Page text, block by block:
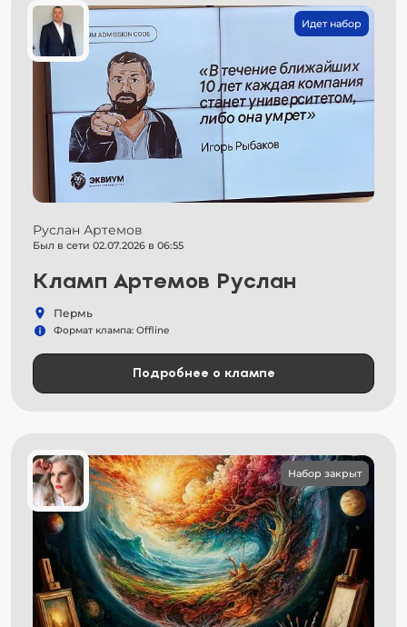
Идет набор
Руслан Артемов
Был в сети 02.07.2026 в 06:55
Кламп Артемов Руслан
Пермь
Формат клампа: Offline
Подробнее о клампе
Набор закрыт